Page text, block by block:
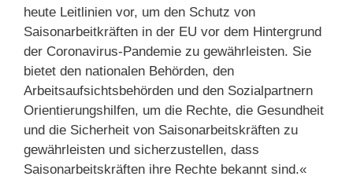
heute Leitlinien vor, um den Schutz von
Saisonarbeitkräften in der EU vor dem Hintergrund
der Coronavirus-Pandemie zu gewährleisten. Sie
bietet den nationalen Behörden, den
Arbeitsaufsichtsbehörden und den Sozialpartnern
Orientierungshilfen, um die Rechte, die Gesundheit
und die Sicherheit von Saisonarbeitskräften zu
gewährleisten und sicherzustellen, dass
Saisonarbeitskräften ihre Rechte bekannt sind.«